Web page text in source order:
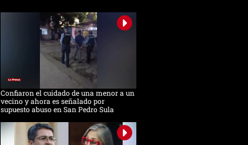
Confiaron el cuidado de una menor a un
vecino y ahora es señalado por
supuesto abuso en San Pedro Sula